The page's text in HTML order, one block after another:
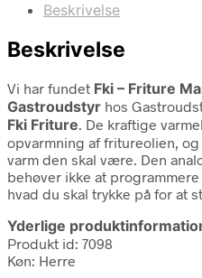
Beskrivelse
Beskrivelse
Vi har fundet Fki – Friture
Gastroudstyr hos
Fki Friture. De kraftige
opvarmning af fritureolien,
varm den skal være. Den
behøver ikke at
hvad du skal trykke på for at
Yderlige
Produkt id: 7098
Køn: Herre